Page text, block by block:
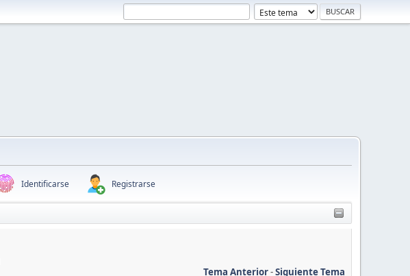
Identificarse Registrarse
Tema Anterior-Siguiente Tema